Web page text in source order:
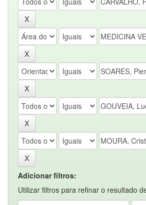
Adicionar filtros:
Utilizar filtros para refinar o resultado